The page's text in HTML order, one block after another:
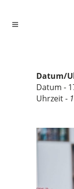
Datum/
Datum -
Uhrzeit -